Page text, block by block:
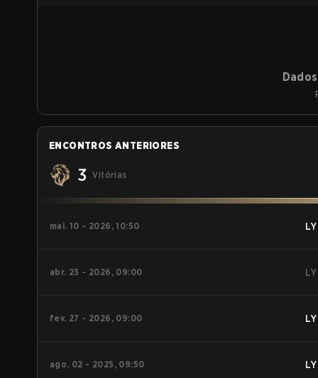
ENCONTROS ANTERIORES
3 Vitórias
mai. 10 - 2026, 10:50 LY
abr. 23 - 2026, 09:00 LY
fev. 27 - 2026, 09:00 LY
ago. 02 - 2025, 09:50 LY